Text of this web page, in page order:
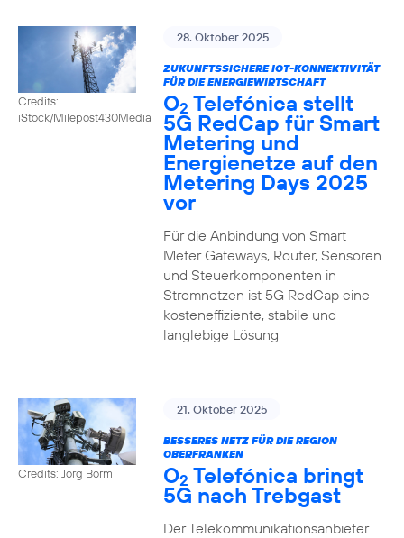
Credits:
iStock/Milepost430Media
28. Oktober 2025
ZUKUNFTSSICHERE IOT-KONNEKTIVITÄT
FÜR DIE ENERGIEWIRTSCHAFT
O2 Telefónica stellt
5G RedCap für Smart
Metering und
Energienetze auf den
Metering Days 2025
vor
Für die Anbindung von Smart
Meter Gateways, Router, Sensoren
und Steuerkomponenten in
Stromnetzen ist 5G RedCap eine
kosteneffiziente, stabile und
langlebige Lösung
Credits: Jörg Borm
21. Oktober 2025
BESSERES NETZ FÜR DIE REGION
OBERFRANKEN
O2 Telefónica bringt
5G nach Trebgast
Der Telekommunikationsanbieter